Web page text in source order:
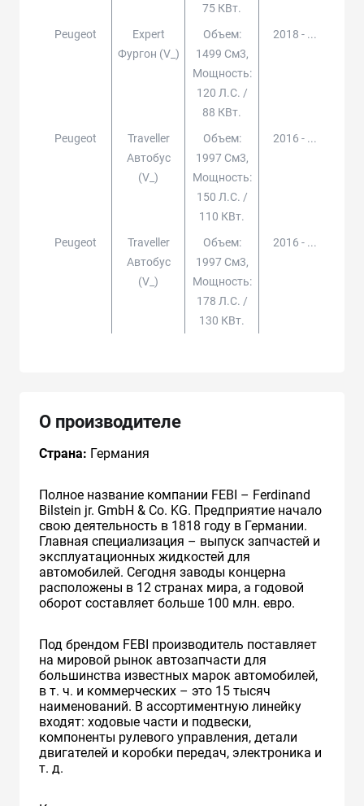
75 КВт.
Peugeot
Expert
Фургон (v_)
Объем:
1499 См3,
Мощность:
120 Л.с. /
88 КВт.
2018 - ...
Peugeot
Traveller
Автобус
(v_)
Объем:
1997 См3,
Мощность:
150 Л.с. /
110 КВт.
2016 - ...
Peugeot
Traveller
Автобус
(v_)
Объем:
1997 См3,
Мощность:
178 Л.с. /
130 КВт.
2016 - ...
О производителе
Страна: Германия
Полное название компании FEBI – Ferdinand
Bilstein jr. GmbH & Co. KG. Предприятие начало
свою деятельность в 1818 году в Германии.
Главная специализация – выпуск запчастей и
эксплуатационных жидкостей для
автомобилей. Сегодня заводы концерна
расположены в 12 странах мира, а годовой
оборот составляет больше 100 млн. евро.
Под брендом FEBI производитель поставляет
на мировой рынок автозапчасти для
большинства известных марок автомобилей,
в т. ч. и коммерческих – это 15 тысяч
наименований. В ассортиментную линейку
входят: ходовые части и подвески,
компоненты рулевого управления, детали
двигателей и коробки передач, электроника и
т. д.